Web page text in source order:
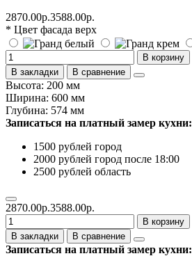
2870.00р.3588.00р.
* Цвет фасада верх
В корзину
В закладки
В сравнение
Высота: 200 мм
Ширина: 600 мм
Глубина: 574 мм
Записаться на платный замер кухни:
1500 рублей город
2000 рублей город после 18:00
2500 рублей область
2870.00р.3588.00р.
В корзину
В закладки
В сравнение
Записаться на платный замер кухни: